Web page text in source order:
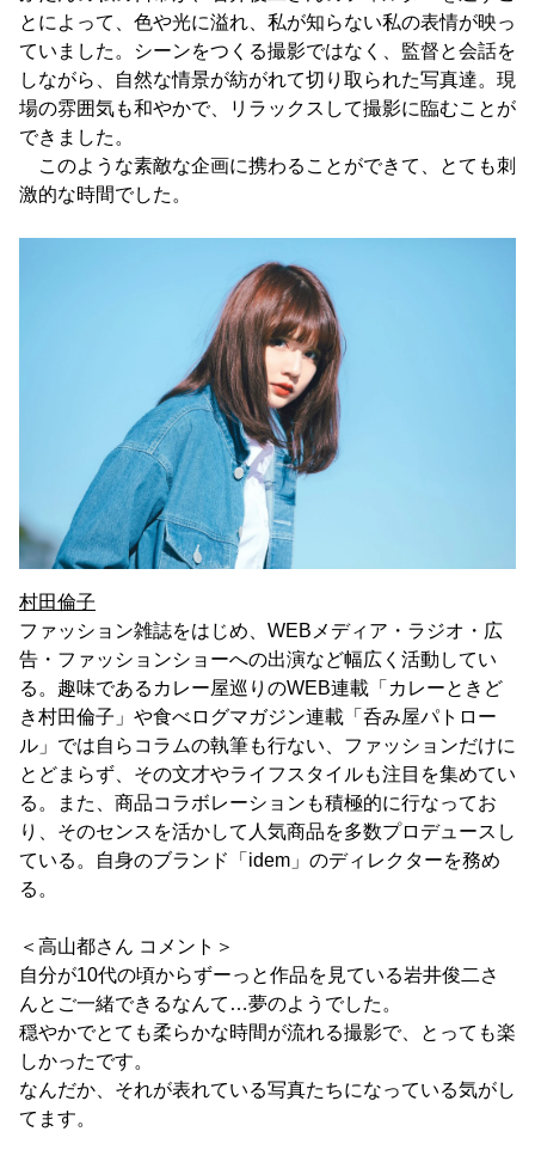
とによって、色や光に溢れ、私が知らない私の表情が映っ
ていました。シーンをつくる撮影ではなく、監督と会話を
しながら、自然な情景が紡がれて切り取られた写真達。現
場の雰囲気も和やかで、リラックスして撮影に臨むことが
できました。
このような素敵な企画に携わることができて、とても刺
激的な時間でした。
村田倫子
ファッション雑誌をはじめ、WEBメディア・ラジオ・広
告・ファッションショーへの出演など幅広く活動してい
る。趣味であるカレー屋巡りのWEB連載「カレーときど
き村田倫子」や食べログマガジン連載「呑み屋パトロー
ル」では自らコラムの執筆も行ない、ファッションだけに
とどまらず、その文才やライフスタイルも注目を集めてい
る。また、商品コラボレーションも積極的に行なってお
り、そのセンスを活かして人気商品を多数プロデュースし
ている。自身のブランド「idem」のディレクターを務め
る。
＜高山都さん コメント＞
自分が10代の頃からずーっと作品を見ている岩井俊二さ
んとご一緒できるなんて…夢のようでした。
穏やかでとても柔らかな時間が流れる撮影で、とっても楽
しかったです。
なんだか、それが表れている写真たちになっている気がし
てます。